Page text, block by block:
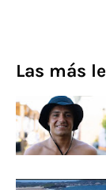
Las más